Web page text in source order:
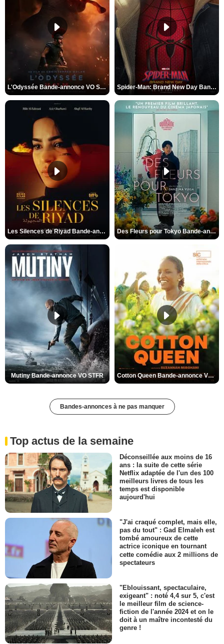
L'Odyssée Bande-annonce VO STFR Spider-Man: Brand New Day Bande-annonce VO STFR
Les Silences de Riyad Bande-annonce VO STFR Des Fleurs pour Tokyo Bande-annonce VO STFR
Mutiny Bande-annonce VO STFR Cotton Queen Bande-annonce VO STFR
Bandes-annonces à ne pas manquer
Top actus de la semaine
Déconseillée aux moins de 16
ans : la suite de cette série
Netflix adaptée de l'un des 100
meilleurs livres de tous les
temps est disponible
aujourd'hui
"J'ai craqué complet, mais elle,
pas du tout" : Gad Elmaleh est
tombé amoureux de cette
actrice iconique en tournant
cette comédie aux 2 millions de
spectateurs
"Eblouissant, spectaculaire,
exigeant" : noté 4,4 sur 5, c'est
le meilleur film de science-
fiction de l'année 2024 et on le
doit à un maître incontesté du
genre !